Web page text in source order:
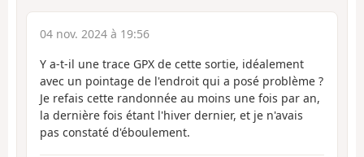
04 nov. 2024 à 19:56
Y a-t-il une trace GPX de cette sortie, idéalement
avec un pointage de l'endroit qui a posé problème ?
Je refais cette randonnée au moins une fois par an,
la dernière fois étant l'hiver dernier, et je n'avais
pas constaté d'éboulement.